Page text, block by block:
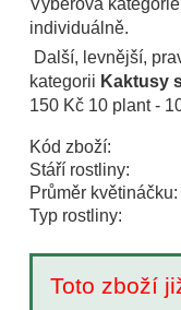
Výběrová
individuálně.
Další, levnější,
kategorii Kaktusy
150 Kč 10 plant -
Kód zboží:
Stáří rostliny:
Průměr květináčku:
Typ rostliny:
Toto zboží